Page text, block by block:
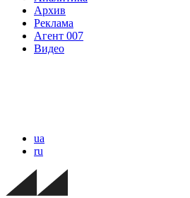
Архив
Реклама
Агент 007
Видео
ua
ru